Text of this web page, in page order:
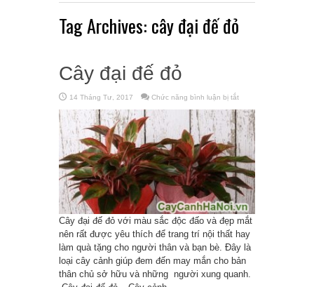
Tag Archives: cây đại đế đỏ
Cây đại đế đỏ
14 Tháng Tư, 2017 Chức năng bình luận bị tắt
đại
đế
đỏ
Cây đại đế đỏ với màu sắc độc đấo và đẹp mắt
nên rất được yêu thích để trang trí nội thất hay
làm quà tặng cho người thân và bạn bè. Đây là
loại cây cảnh giúp đem đến may mắn cho bản
thân chủ sở hữu và những người xung quanh.